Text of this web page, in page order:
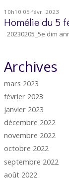
10h10 05 févr. 2023
Homélie du 5
20230205_5e dim
Archives
mars 2023
février 2023
janvier 2023
décembre 2022
novembre 2022
octobre 2022
septembre 2022
août 2022